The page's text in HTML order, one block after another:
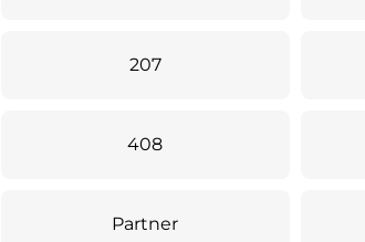
207
408
Partner